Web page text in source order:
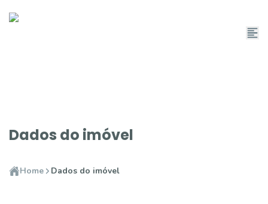
Dados do imóvel
Home Dados do imóvel